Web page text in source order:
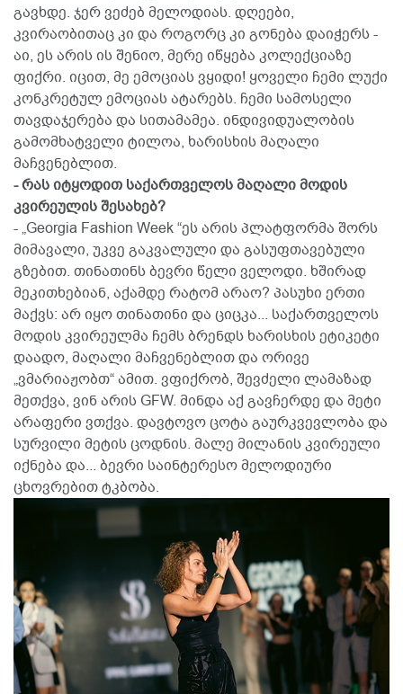
გავხდე. ჯერ ვეძებ მელოდიას. დღეები,
კვირაობითაც კი და როგორც კი გონება დაიჭერს -
აი, ეს არის ის შენიო, მერე იწყება კოლექციაზე
ფიქრი. იცით, მე ემოციას ვყიდი! ყოველი ჩემი ლუქი
კონკრეტულ ემოციას ატარებს. ჩემი სამოსელი
თავდაჯერება და სითამამეა. ინდივიდუალობის
გამომხატველი ტილოა, ხარისხის მაღალი
მაჩვენებლით.
- რას იტყოდით საქართველოს მაღალი მოდის
კვირეულის შესახებ?
- „Georgia Fashion Week “ეს არის პლატფორმა შორს
მიმავალი, უკვე გაკვალული და გასუფთავებული
გზებით. თინათინს ბევრი წელი ველოდი. ხშირად
მეკითხებიან, აქამდე რატომ არაო? პასუხი ერთი
მაქვს: არ იყო თინათინი და ციცკა... საქართველოს
მოდის კვირეულმა ჩემს ბრენდს ხარისხის ეტიკეტი
დაადო, მაღალი მაჩვენებლით და ორივე
„ვმარიაჟობთ“ ამით. ვფიქრობ, შევძელი ლამაზად
მეთქვა, ვინ არის GFW. მინდა აქ გავჩერდე და მეტი
არაფერი ვთქვა. დავტოვო ცოტა გაურკვევლობა და
სურვილი მეტის ცოდნის. მალე მილანის კვირეული
იქნება და... ბევრი საინტერესო მელოდიური
ცხოვრებით ტკბობა.